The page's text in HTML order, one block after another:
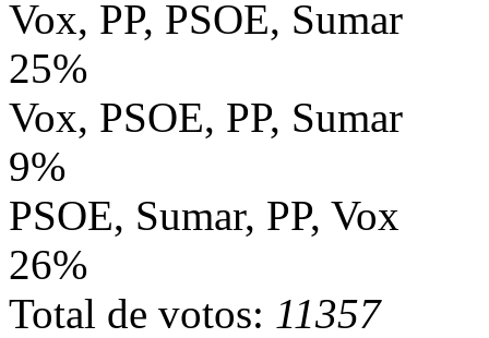
Vox, PP, PSOE, Sumar
25%
Vox, PSOE, PP, Sumar
9%
PSOE, Sumar, PP, Vox
26%
Total de votos: 11357